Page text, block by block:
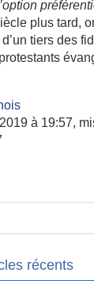
plus tard,
tiers des
à 19:57,
récents